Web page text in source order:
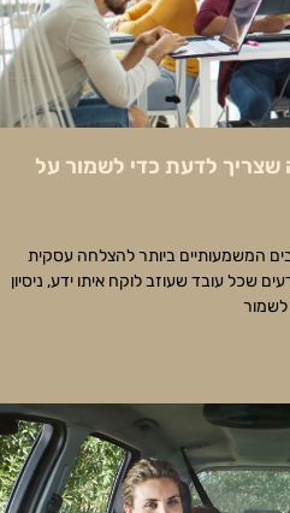
שצריך לדעת כדי לשמור על
המשמעותיים ביותר להצלחה עסקית
שכל עובד שעוזב לוקח איתו ידע, ניסיון
לשמור